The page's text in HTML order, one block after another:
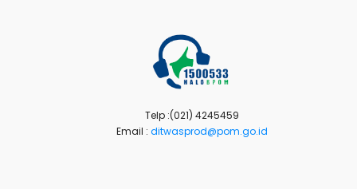
Telp :(021) 4245459
Email : ditwasprod@pom.go.id